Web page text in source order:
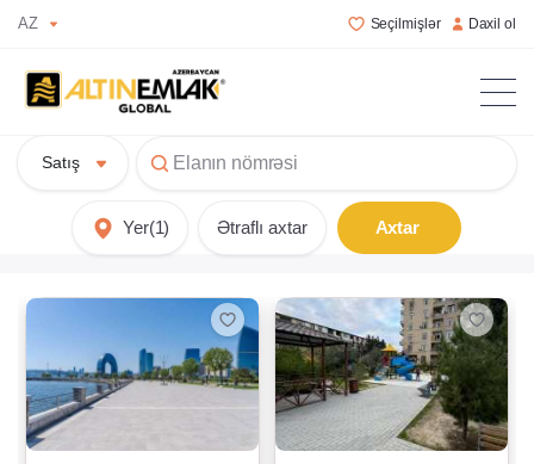
AZ Seçilmişlər Daxil ol
Satış
Yer(1) Ətraflı axtar Axtar